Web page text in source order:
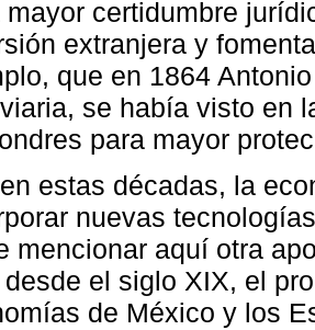
mayor certidumbre
extranjera y
que en 1864
se había visto en
para mayor
estas décadas, la
nuevas
mencionar aquí otra
desde el siglo XIX, el
de México y los